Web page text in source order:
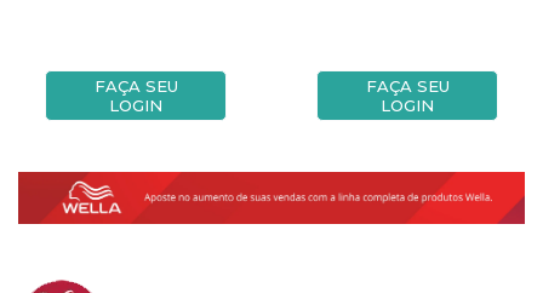
FAÇA SEU
LOGIN
FAÇA SEU
LOGIN